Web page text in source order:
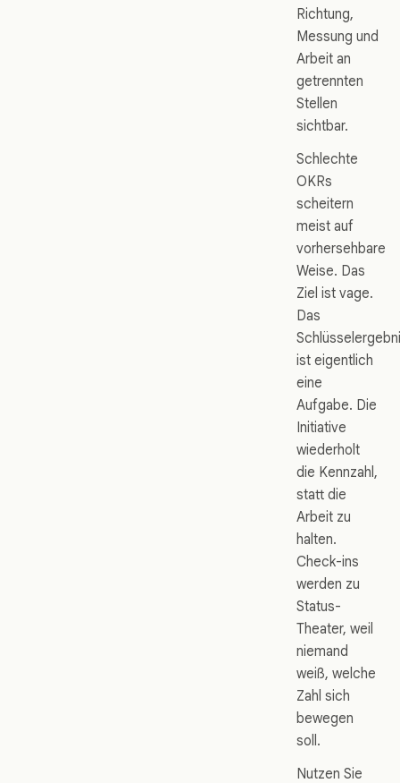
Richtung,
Messung und
Arbeit an
getrennten
Stellen
sichtbar.
Schlechte
OKRs
scheitern
meist auf
vorhersehbare
Weise. Das
Ziel ist vage.
Das
ist eigentlich
eine
Aufgabe. Die
Initiative
wiederholt
die Kennzahl,
statt die
Arbeit zu
halten.
Check-ins
werden zu
Status-
Theater, weil
niemand
weiß, welche
Zahl sich
bewegen
soll.
Nutzen Sie